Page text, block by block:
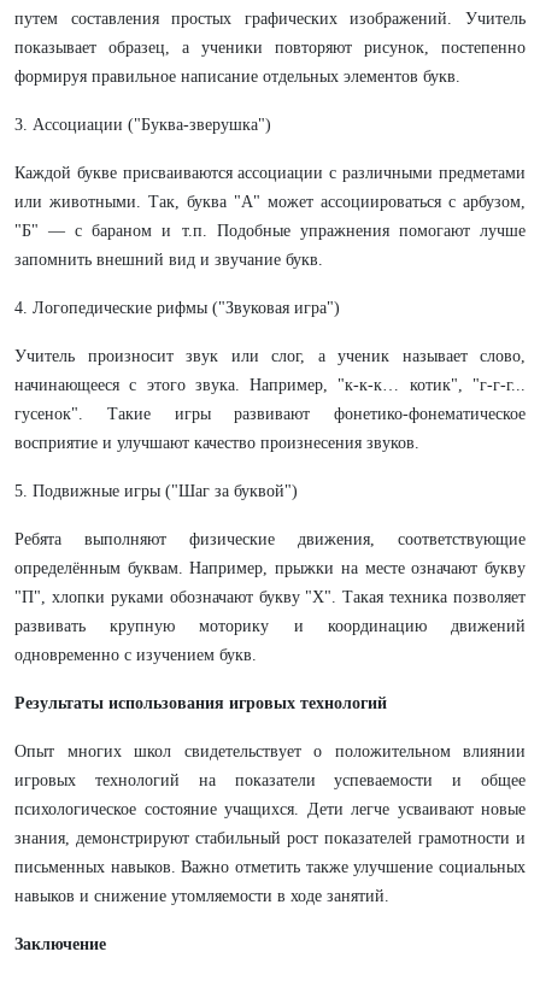
путем составления простых графических изображений. Учитель
показывает образец, а ученики повторяют рисунок, постепенно
формируя правильное написание отдельных элементов букв.
3. Ассоциации ("Буква-зверушка")
Каждой букве присваиваются ассоциации с различными предметами
или животными. Так, буква "А" может ассоциироваться с арбузом,
"Б" — с бараном и т.п. Подобные упражнения помогают лучше
запомнить внешний вид и звучание букв.
4. Логопедические рифмы ("Звуковая игра")
Учитель произносит звук или слог, а ученик называет слово,
начинающееся с этого звука. Например, "к-к-к… котик", "г-г-г...
гусенок". Такие игры развивают фонетико-фонематическое
восприятие и улучшают качество произнесения звуков.
5. Подвижные игры ("Шаг за буквой")
Ребята выполняют физические движения, соответствующие
определённым буквам. Например, прыжки на месте означают букву
"П", хлопки руками обозначают букву "Х". Такая техника позволяет
развивать крупную моторику и координацию движений
одновременно с изучением букв.
Результаты использования игровых технологий
Опыт многих школ свидетельствует о положительном влиянии
игровых технологий на показатели успеваемости и общее
психологическое состояние учащихся. Дети легче усваивают новые
знания, демонстрируют стабильный рост показателей грамотности и
письменных навыков. Важно отметить также улучшение социальных
навыков и снижение утомляемости в ходе занятий.
Заключение